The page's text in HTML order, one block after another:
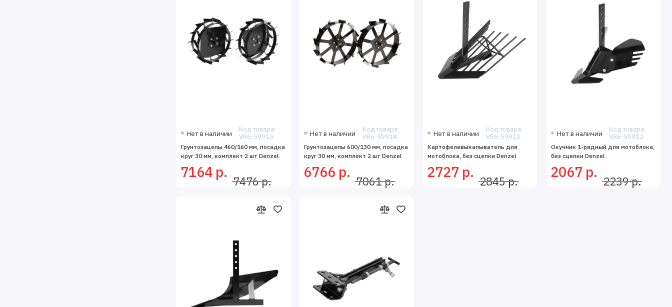
Нет в наличии
Код товара:
VR6-59915
Грунтозацепы 460/160 мм, посадка
круг 30 мм, комплект 2 шт Denzel
7164 р.
7476 р.
Нет в наличии
Код товара:
VR6-59914
Грунтозацепы 600/130 мм, посадка
круг 30 мм, комплект 2 шт Denzel
6766 р.
7061 р.
Нет в наличии
Код товара:
VR6-59913
Картофелевыкапыватель для
мотоблока, без сцепки Denzel
2727 р.
2845 р.
Нет в наличии
Код товара:
VR6-59912
Окучник 1-рядный для мотоблока,
без сцепки Denzel
2067 р.
2239 р.